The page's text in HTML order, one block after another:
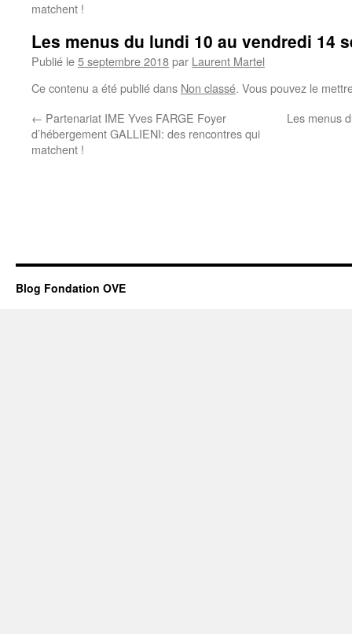
matchent !
Les menus du lundi 10 au vendredi 14
Publié le5 septembre 2018par Laurent Martel
Ce contenu a été publié dans Non classé. Vous pouvez le
← Partenariat IME Yves FARGE Foyer
d’hébergement GALLIENI: des rencontres qui
matchent !
Les menus
Blog Fondation OVE